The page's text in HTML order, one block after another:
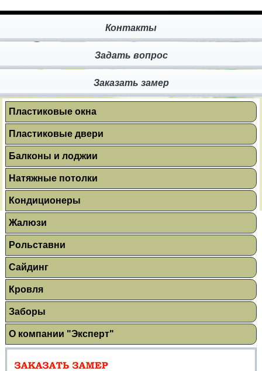
Контакты
Задать вопрос
Заказать замер
Пластиковые окна
Пластиковые двери
Балконы и лоджии
Натяжные потолки
Кондиционеры
Жалюзи
Рольставни
Сайдинг
Кровля
Заборы
О компании "Эксперт"